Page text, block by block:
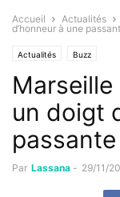
Accueil Actualités
d’honneur à une
Actualités Buzz
un doigt
passante
Par Lassana - 29/11/